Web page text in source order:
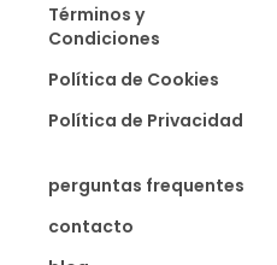
Términos y
Condiciones
Política de Cookies
Política de Privacidad
perguntas frequentes
contacto